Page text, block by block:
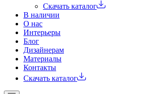
Скачать каталог
В наличии
О нас
Интерьеры
Блог
Дизайнерам
Материалы
Контакты
Скачать каталог